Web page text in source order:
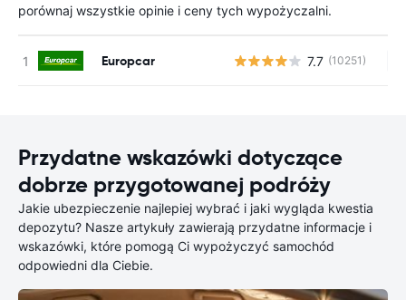
porównaj wszystkie opinie i ceny tych wypożyczalni.
Europcar 7.7 (10251)
Przydatne wskazówki dotyczące
dobrze przygotowanej podróży
Jakie ubezpieczenie najlepiej wybrać i jaki wygląda kwestia
depozytu? Nasze artykuły zawierają przydatne informacje i
wskazówki, które pomogą Ci wypożyczyć samochód
odpowiedni dla Ciebie.